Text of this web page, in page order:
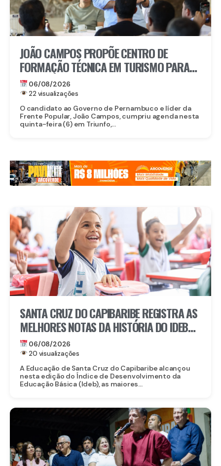
JOÃO CAMPOS PROPÕE CENTRO DE
FORMAÇÃO TÉCNICA EM TURISMO PARA
FORTALECER TRIUNFO
06/08/2026
22 visualizações
O candidato ao Governo de Pernambuco e líder da
Frente Popular, João Campos, cumpriu agenda nesta
quinta-feira (6) em Triunfo,...
SANTA CRUZ DO CAPIBARIBE REGISTRA AS
MELHORES NOTAS DA HISTÓRIA DO IDEB
NA REDE MUNICIPAL
06/08/2026
20 visualizações
A Educação de Santa Cruz do Capibaribe alcançou
nesta edição do Índice de Desenvolvimento da
Educação Básica (Ideb), as maiores...